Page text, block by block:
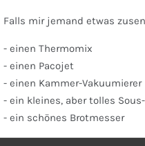
Falls mir jemand etwas
- einen Thermomix
- einen Pacojet
- einen Kammer-Vakuumierer
- ein kleines, aber tolles
- ein schönes Brotmesser